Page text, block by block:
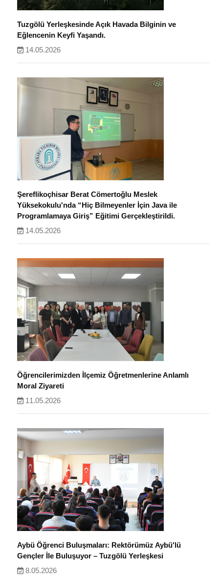
Tuzgölü Yerleşkesinde Açık Havada Bilginin ve
Eğlencenin Keyfi Yaşandı.
14.05.2026
Şereflikoçhisar Berat Cömertoğlu Meslek
Yüksekokulu'nda “Hiç Bilmeyenler İçin Java ile
Programlamaya Giriş” Eğitimi Gerçekleştirildi.
14.05.2026
Öğrencilerimizden İlçemiz Öğretmenlerine Anlamlı
Moral Ziyareti
11.05.2026
Aybü Öğrenci Buluşmaları: Rektörümüz Aybü'lü
Gençler İle Buluşuyor – Tuzgölü Yerleşkesi
8.05.2026